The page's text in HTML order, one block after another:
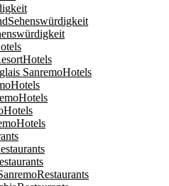
Sehenswürdigkeit
Hotels
SanremoHotels
Hotels
Hotels
Hotels
Hotels
Restaurants